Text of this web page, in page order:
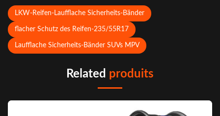
LKW-Reifen-Laufflache Sicherheits-Bänder
flacher Schutz des Reifen-235/55R17
Laufflache Sicherheits-Bänder SUVs MPV
Related produits